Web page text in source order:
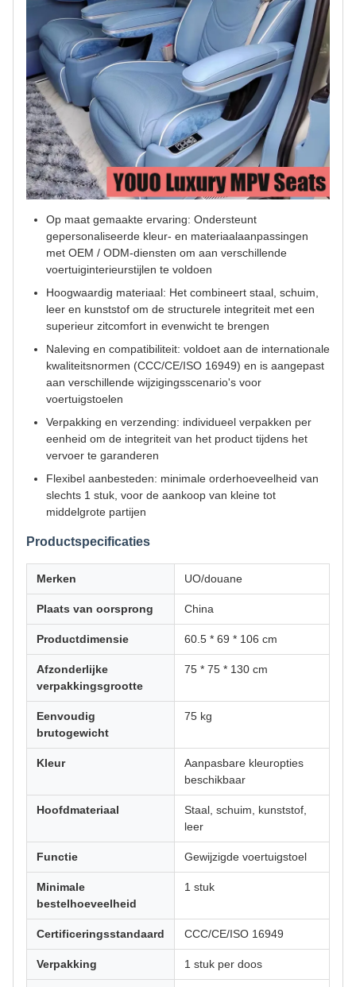
Op maat gemaakte ervaring: Ondersteunt
gepersonaliseerde kleur- en materiaalaanpassingen
met OEM / ODM-diensten om aan verschillende
voertuiginterieurstijlen te voldoen
Hoogwaardig materiaal: Het combineert staal, schuim,
leer en kunststof om de structurele integriteit met een
superieur zitcomfort in evenwicht te brengen
Naleving en compatibiliteit: voldoet aan de internationale
kwaliteitsnormen (CCC/CE/ISO 16949) en is aangepast
aan verschillende wijzigingsscenario's voor
voertuigstoelen
Verpakking en verzending: individueel verpakken per
eenheid om de integriteit van het product tijdens het
vervoer te garanderen
Flexibel aanbesteden: minimale orderhoeveelheid van
slechts 1 stuk, voor de aankoop van kleine tot
middelgrote partijen
Productspecificaties
Merken UO/douane
Plaats van oorsprong China
Productdimensie 60.5 * 69 * 106 cm
Afzonderlijke
verpakkingsgrootte
75 * 75 * 130 cm
Eenvoudig
brutogewicht
75 kg
Kleur
Aanpasbare kleuropties
beschikbaar
Hoofdmateriaal
Staal, schuim, kunststof,
leer
Functie Gewijzigde voertuigstoel
Minimale
bestelhoeveelheid
1 stuk
Certificeringsstandaard CCC/CE/ISO 16949
Verpakking 1 stuk per doos